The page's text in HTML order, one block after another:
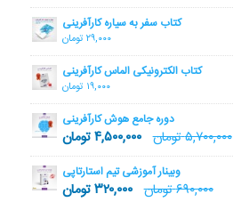
کتاب سفر به سیاره کارآفرینی
۲۹,۰۰۰ تومان
کتاب الکترونیکی الماس کارآفرینی
۱۹,۰۰۰ تومان
دوره جامع هوش کارآفرینی
۵,۷۰۰,۰۰۰تومان ۴,۵۰۰,۰۰۰تومان
وبینار آموزشی تیم استارتاپی
۶۹۰,۰۰۰تومان ۳۲۰,۰۰۰تومان